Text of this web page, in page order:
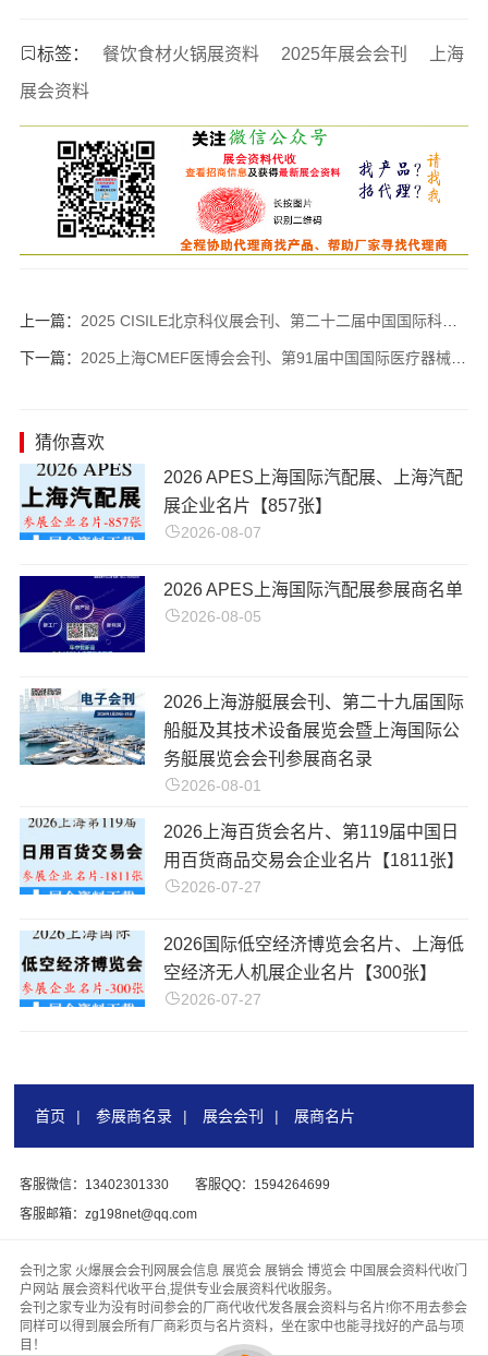
标签： 餐饮食材火锅展资料 2025年展会会刊
上海
展会资料
上一篇： 2025 CISILE北京科仪展会刊、第二十二届中国国际科学仪器及实验室装备展参展商名录
下一篇： 2025上海CMEF医博会会刊、第91届中国国际医疗器械博览会参展商名录
猜你喜欢
2026 APES上海国际汽配展、上海汽配
展企业名片【857张】
2026-08-07
2026 APES上海国际汽配展参展商名单
2026-08-05
2026上海游艇展会刊、第二十九届国际
船艇及其技术设备展览会暨上海国际公
务艇展览会会刊参展商名录
2026-08-01
2026上海百货会名片、第119届中国日
用百货商品交易会企业名片【1811张】
2026-07-27
2026国际低空经济博览会名片、上海低
空经济无人机展企业名片【300张】
2026-07-27
首页 | 参展商名录 | 展会会刊 | 展商名片
客服微信：13402301330
客服QQ：1594264699
客服邮箱：zg198net@qq.com
会刊之家 火爆展会会刊网展会信息 展览会 展销会 博览会 中国展会资料代收门
户网站 展会资料代收平台,提供专业会展资料代收服务。
会刊之家专业为没有时间参会的厂商代收代发各展会资料与名片!你不用去参会
同样可以得到展会所有厂商彩页与名片资料，坐在家中也能寻找好的产品与项
目！